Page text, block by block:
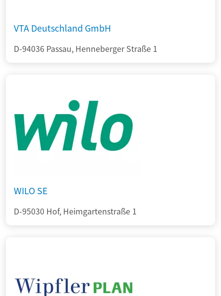
VTA Deutschland GmbH
D-94036 Passau, Henneberger Straße 1
WILO SE
D-95030 Hof, Heimgartenstraße 1